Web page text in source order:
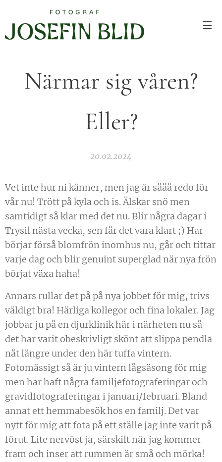
Närmar sig våren?
Eller?
20.02.2024
Vet inte hur ni känner, men jag är sååå redo för
vår nu! Trött på kyla och is. Älskar snö men
samtidigt så klar med det nu. Blir några dagar i
Trysil nästa vecka, sen får det vara klart ;) Har
börjar förså blomfrön inomhus nu, går och tittar
varje dag och blir genuint superglad när nya frön
börjat växa haha!
Annars rullar det på på nya jobbet för mig, trivs
väldigt bra! Härliga kollegor och fina lokaler. Jag
jobbar ju på en djurklinik här i närheten nu så
det har varit obeskrivligt skönt att slippa pendla
nåt längre under den här tuffa vintern.
Fotomässigt så är ju vintern lågsäsong för mig
men har haft några familjefotograferingar och
gravidfotograferingar i januari/februari. Bland
annat ett hemmabesök hos en familj. Det var
nytt för mig att fota på ett ställe jag inte varit på
förut. Lite nervöst ja, särskilt när jag kommer
fram och inser att rummen är små och mörka!